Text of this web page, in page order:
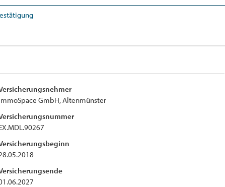
GmbH, Altenmünster